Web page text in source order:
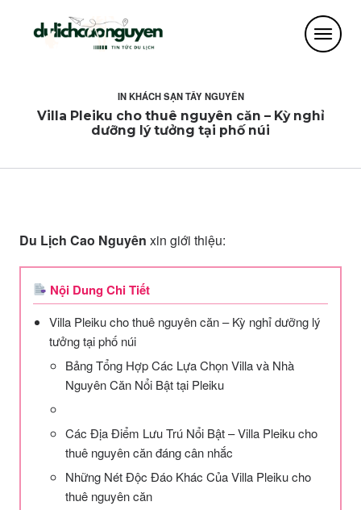
INKHÁCH SẠN TÂY NGUYÊN
Villa Pleiku cho thuê nguyên căn – Kỳ nghỉ
dưỡng lý tưởng tại phố núi
Du Lịch Cao Nguyên xin giới thiệu:
Nội Dung Chi Tiết
Villa Pleiku cho thuê nguyên căn – Kỳ nghỉ dưỡng lý
tưởng tại phố núi
Bảng Tổng Hợp Các Lựa Chọn Villa và Nhà
Nguyên Căn Nổi Bật tại Pleiku
Các Địa Điểm Lưu Trú Nổi Bật – Villa Pleiku cho
thuê nguyên căn đáng cân nhắc
Những Nét Độc Đáo Khác Của Villa Pleiku cho
thuê nguyên căn